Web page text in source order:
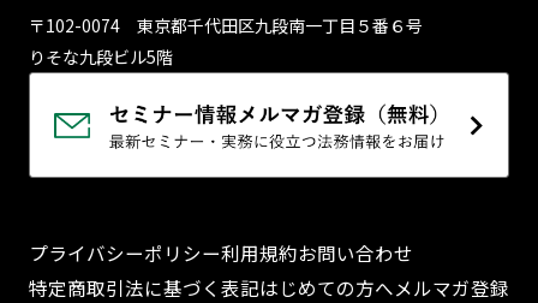
〒102-0074 東京都千代⽥区九段南⼀丁⽬５番６号
りそな九段ビル5階
プライバシーポリシー利用規約お問い合わせ
特定商取引法に基づく表記はじめての方へメルマガ登録